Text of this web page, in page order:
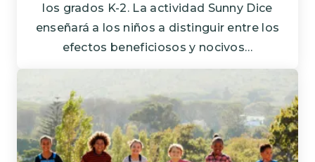
los grados K-2. La actividad Sunny Dice
enseñará a los niños a distinguir entre los
efectos beneficiosos y nocivos…